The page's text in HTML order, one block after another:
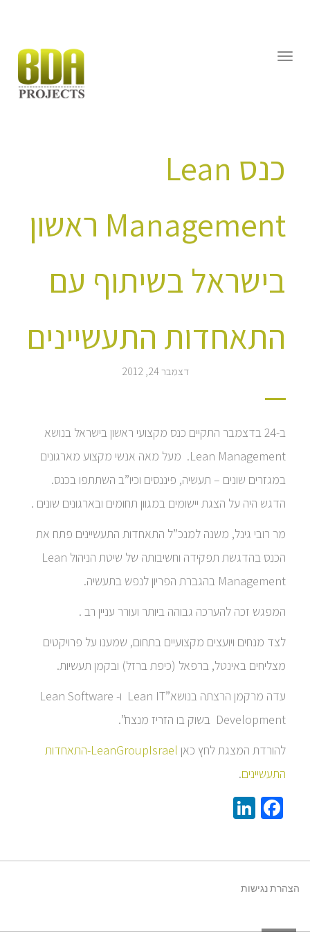
תפריט
כנס Lean
Management ראשון
בישראל בשיתוף עם
התאחדות התעשיינים
דצמבר 24, 2012
ב-24 בדצמבר התקיים כנס מקצועי ראשון בישראל בנושא
Lean Management. מעל מאה אנשי מקצוע מארגונים
במגזרים שונים – תעשיה, פיננסים וכיו”ב השתתפו בכנס.
הדגש היה על הצגת יישומים במגוון תחומים ובארגונים שונים .
מר רובי גינל, משנה למנכ”ל התאחדות התעשיינים פתח את
הכנס בהדגשת תפקידה וחשיבותה של שיטת הניהול Lean
Management בהגברת הפריון לנפש בתעשיה.
המפגש זכה להערכה גבוהה ביותר ועורר עניין רב .
לצד מנחים ויועצים מקצועיים בתחום, שמענו על פרויקטים
מצליחים באינטל, ברפאל (כיפת ברזל) ובקמן תעשיות.
עדה מרקמן הרצתה בנושא”Lean IT ו- Lean Software
Development בשוק בו הזריז מנצח”.
להורדת המצגת לחץ כאן
LeanGroupIsrael-התאחדות
התעשיינים.
Facebook
הצהרת נגישות